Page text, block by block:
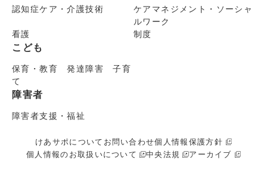
認知症ケア・介護技術
ケアマネジメント・ソーシャ
ルワーク
看護
制度
こども
保育・教育 発達障害 子育
て
障害者
障害者支援・福祉
けあサポについて お問い合わせ個人情報保護方針
個人情報のお取扱いについて
中央法規 アーカイブ